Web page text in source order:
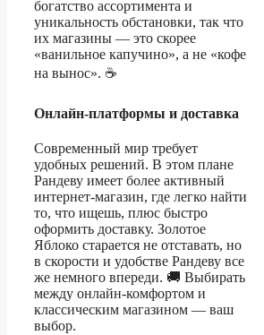
богатство ассортимента и
уникальность обстановки, так что
их магазины — это скорее
«ванильное капучино», а не «кофе
на вынос». ☕
Онлайн-платформы и доставка
Современный мир требует
удобных решений. В этом плане
Рандеву имеет более активный
интернет-магазин, где легко найти
то, что ищешь, плюс быстро
оформить доставку. Золотое
Яблоко старается не отставать, но
в скорости и удобстве Рандеву все
же немного впереди. 🚚 Выбирать
между онлайн-комфортом и
классическим магазином — ваш
выбор.